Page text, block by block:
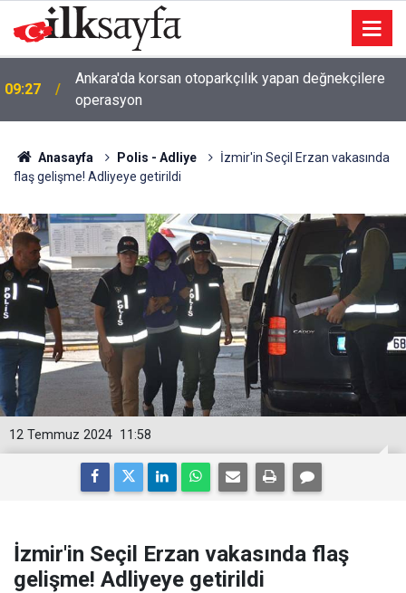
09:27
Ankara'da korsan otoparkçılık yapan değnekçilere
operasyon
Anasayfa Polis - Adliye
İzmir'in Seçil Erzan vakasında
flaş gelişme! Adliyeye getirildi
11:58
12 Temmuz 2024
İzmir'in Seçil Erzan vakasında flaş
gelişme! Adliyeye getirildi